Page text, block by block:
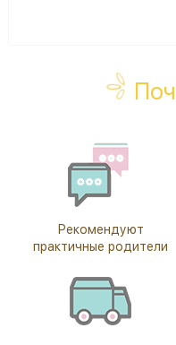
Рекомендуют
практичные родители